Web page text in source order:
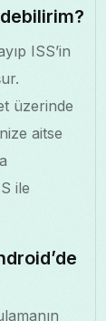
ISS’in
üzerinde
aitse
ile